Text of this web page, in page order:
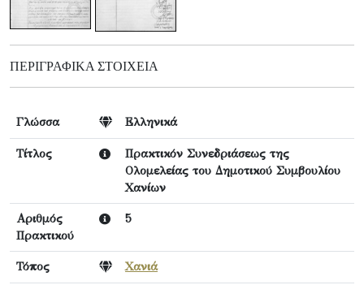
ΠΕΡΙΓΡΑΦΙΚΆ ΣΤΟΙΧΕΊΑ
Γλώσσα Ελληνικά
Τίτλος
Πρακτικόν Συνεδριάσεως της
Ολομελείας του Δημοτικού Συμβουλίου
Χανίων
Αριθμός
Πρακτικού
5
Τόπος Χανιά